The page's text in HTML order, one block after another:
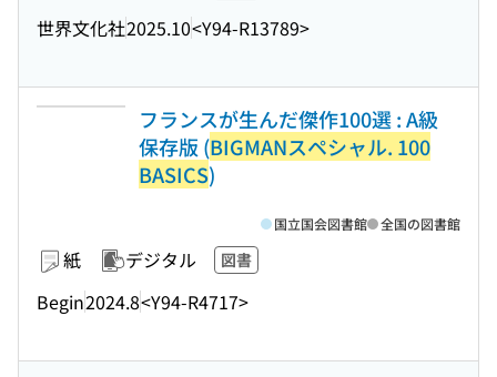
世界文化社2025.10<Y94-R13789>
フランスが生んだ傑作100選 : A級
保存版 (BIGMANスペシャル. 100
BASICS)
紙 デジタル 図書
Begin2024.8<Y94-R4717>
国立国会図書館 全国の図書館